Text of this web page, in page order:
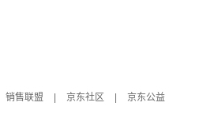
销售联盟 京东社区
京东公益